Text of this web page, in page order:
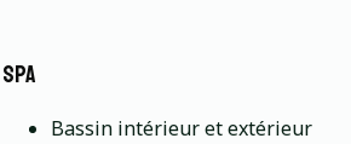
spa
Bassin intérieur et extérieur